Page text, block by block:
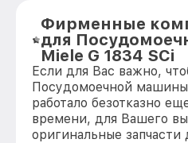
Фирменные
для
Miele G 1834 SCi
Если для Вас важно,
Посудомоечной машины
работало безотказно
времени, для Вашего
оригинальные